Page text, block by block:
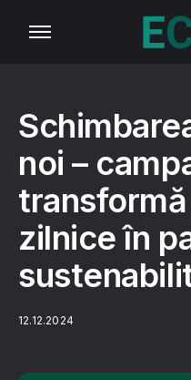
noi –
zilnice în
12.12.2024